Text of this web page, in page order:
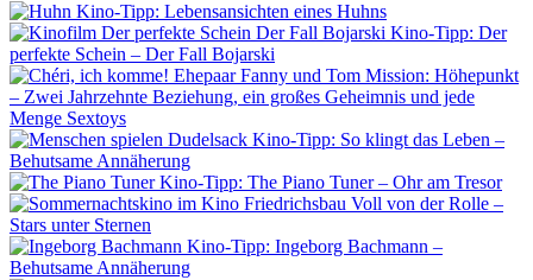
Kino-Tipp: Lebensansichten eines Huhns
Kino-Tipp: Der
perfekte Schein – Der Fall Bojarski
Mission: Höhepunkt
– Zwei Jahrzehnte Beziehung, ein großes Geheimnis und jede
Menge Sextoys
Kino-Tipp: So klingt das Leben –
Behutsame Annäherung
Kino-Tipp: The Piano Tuner – Ohr am Tresor
Voll von der Rolle –
Stars unter Sternen
Kino-Tipp: Ingeborg Bachmann –
Behutsame Annäherung